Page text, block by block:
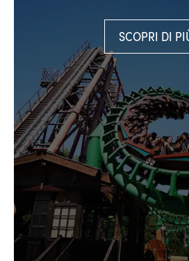
SCOPRI DI